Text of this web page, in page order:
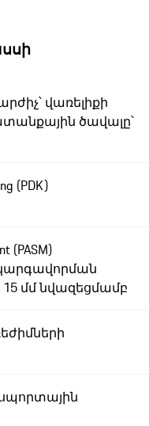
վառելիքի
ծավալը՝
(PDK)
(PASM)
մմ նվազեցմամբ